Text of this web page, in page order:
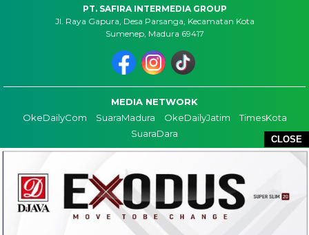
CLOSE
PT. SAFIRA INTERMEDIA GROUP
Jl. Raya Gapura, Desa Parsanga, Kecamatan Kota
Sumenep, Madura 69417
MEDIA NETWORK
OkeDailyCom
SuaraMadura OkeDailyJatim
TimesKota
SuaraDara
COPYRIGHT ©2026 SETARAINFO - ALL RIGHTS RESERVED